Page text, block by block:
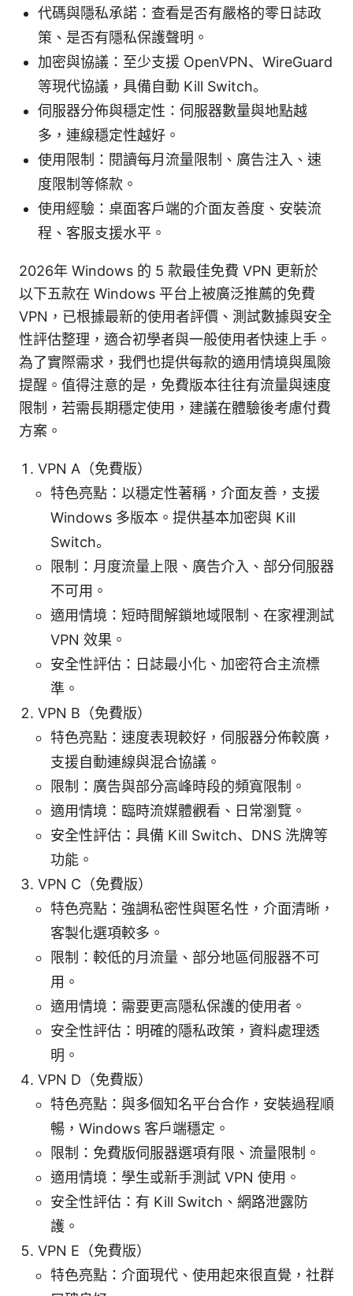
代碼與隱私承諾：查看是否有嚴格的零日誌政
策、是否有隱私保護聲明。
加密與協議：至少支援 OpenVPN、WireGuard
等現代協議，具備自動 Kill Switch。
伺服器分佈與穩定性：伺服器數量與地點越
多，連線穩定性越好。
使用限制：閱讀每月流量限制、廣告注入、速
度限制等條款。
使用經驗：桌面客戶端的介面友善度、安裝流
程、客服支援水平。
2026年 Windows 的 5 款最佳免費 VPN 更新於
以下五款在 Windows 平台上被廣泛推薦的免費
VPN，已根據最新的使用者評價、測試數據與安全
性評估整理，適合初學者與一般使用者快速上手。
為了實際需求，我們也提供每款的適用情境與風險
提醒。值得注意的是，免費版本往往有流量與速度
限制，若需長期穩定使用，建議在體驗後考慮付費
方案。
VPN A（免費版）
特色亮點：以穩定性著稱，介面友善，支援
Windows 多版本。提供基本加密與 Kill
Switch。
限制：月度流量上限、廣告介入、部分伺服器
不可用。
適用情境：短時間解鎖地域限制、在家裡測試
VPN 效果。
安全性評估：日誌最小化、加密符合主流標
準。
VPN B（免費版）
特色亮點：速度表現較好，伺服器分佈較廣，
支援自動連線與混合協議。
限制：廣告與部分高峰時段的頻寬限制。
適用情境：臨時流媒體觀看、日常瀏覽。
安全性評估：具備 Kill Switch、DNS 洗牌等
功能。
VPN C（免費版）
特色亮點：強調私密性與匿名性，介面清晰，
客製化選項較多。
限制：較低的月流量、部分地區伺服器不可
用。
適用情境：需要更高隱私保護的使用者。
安全性評估：明確的隱私政策，資料處理透
明。
VPN D（免費版）
特色亮點：與多個知名平台合作，安裝過程順
暢，Windows 客戶端穩定。
限制：免費版伺服器選項有限、流量限制。
適用情境：學生或新手測試 VPN 使用。
安全性評估：有 Kill Switch、網路泄露防
護。
VPN E（免費版）
特色亮點：介面現代、使用起來很直覺，社群